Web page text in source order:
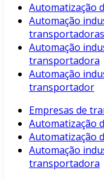
Automatização
Automação
transportadoras
Automação
transportadora
Automação
transportador
Empresas de
Automatização
Automatização
Automação
transportadora